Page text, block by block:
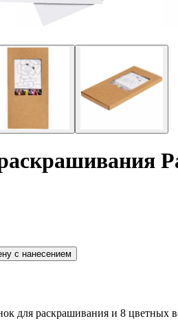
с нанесением
для раскрашивания и 8 цветных